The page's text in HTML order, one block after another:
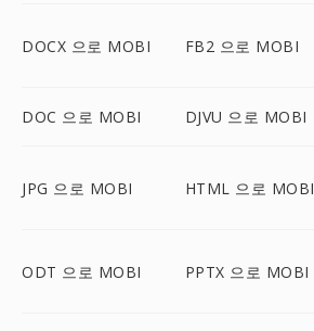
DOCX 으로 MOBI FB2 으로 MOBI
DOC 으로 MOBI DJVU 으로 MOBI
JPG 으로 MOBI HTML 으로 MOBI
ODT 으로 MOBI PPTX 으로 MOBI